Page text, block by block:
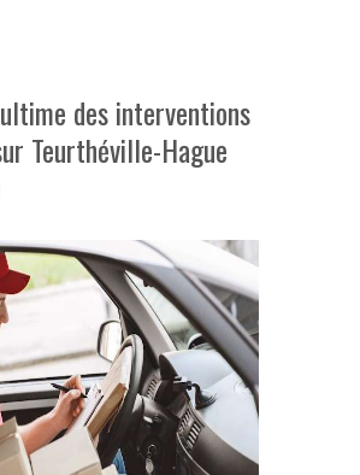
des interventions
Teurthéville-Hague